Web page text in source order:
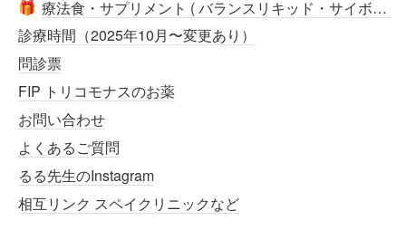
🎁
療法食・サプリメント ( バランスリキッド・サイボミックス・サイネオミックス・ロイヤルカナン・ピュリナ・アニミューン・CBD など）
診療時間（2025年10月〜変更あり）
問診票
FIP トリコモナスのお薬
お問い合わせ
よくあるご質問
るる先生のInstagram
相互リンク スペイクリニックなど